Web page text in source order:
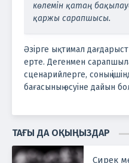
көлемін қатаң
қаржы сарапшысы.
Әзірге ықтимал
ерте. Дегенмен
сценарийлерге, соның
бағасының өсуіне дайын
ТАҒЫ ДА ОҚЫҢЫЗДАР
Сирек